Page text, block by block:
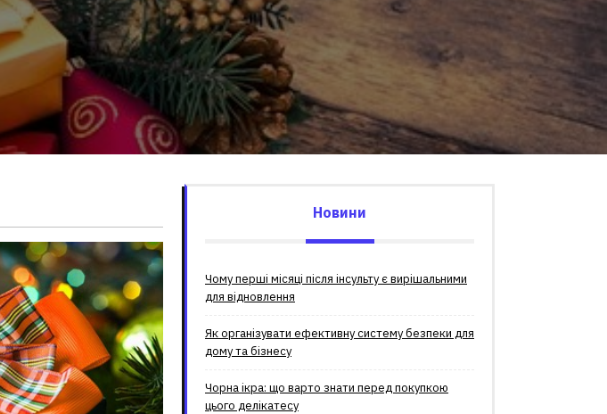
Новини
Чому перші місяці після інсульту є вирішальними
для відновлення
Як організувати ефективну систему безпеки для
дому та бізнесу
Чорна ікра: що варто знати перед покупкою
цього делікатесу